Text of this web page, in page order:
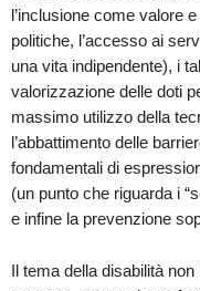
l’inclusione come valore
politiche, l’accesso ai
una vita indipendente), i
valorizzazione delle doti
massimo utilizzo della
l’abbattimento delle
fondamentali di
(un punto che riguarda i
e infine la prevenzione
Il tema della disabilità